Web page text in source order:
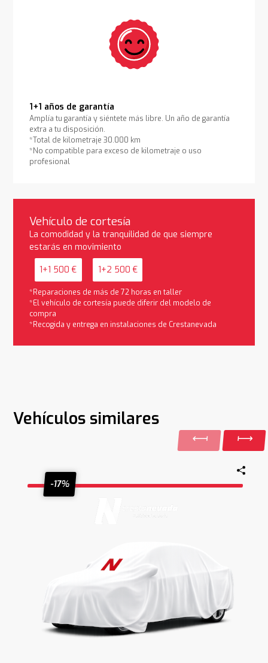
1+1 años de garantía
Amplía tu garantía y siéntete más libre. Un año de garantía
extra a tu disposición.
*Total de kilometraje 30.000 km
*No compatible para exceso de kilometraje o uso
profesional
Vehículo de cortesía
La comodidad y la tranquilidad de que siempre
estarás en movimiento
1+1 500 € 1+2 500 €
*Reparaciones de más de 72 horas en taller
*El vehículo de cortesía puede diferir del modelo de
compra
*Recogida y entrega en instalaciones de Crestanevada
Vehículos similares
-17%